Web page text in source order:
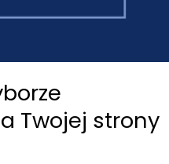
Twojej strony